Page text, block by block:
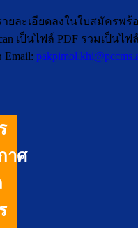
ยละเอียดลงในใบสมัครพร้
เป็นไฟล์ PDF รวมเป็นไฟ
Email:
าศ